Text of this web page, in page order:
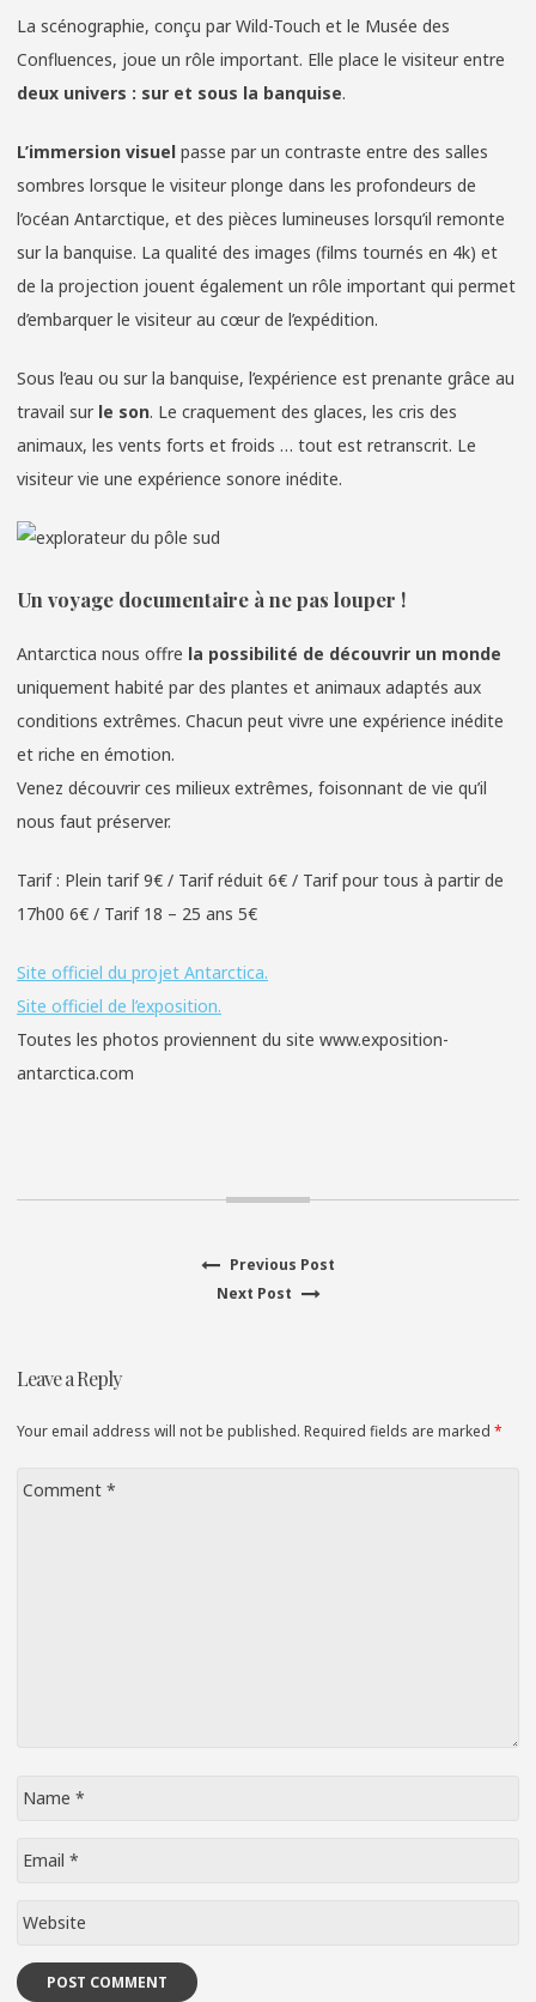
La scénographie, conçu par Wild-Touch et le Musée des
Confluences, joue un rôle important. Elle place le visiteur entre
deux univers : sur et sous la banquise.
L’immersion visuel passe par un contraste entre des salles
sombres lorsque le visiteur plonge dans les profondeurs de
l’océan Antarctique, et des pièces lumineuses lorsqu’il remonte
sur la banquise. La qualité des images (films tournés en 4k) et
de la projection jouent également un rôle important qui permet
d’embarquer le visiteur au cœur de l’expédition.
Sous l’eau ou sur la banquise, l’expérience est prenante grâce au
travail sur le son. Le craquement des glaces, les cris des
animaux, les vents forts et froids … tout est retranscrit. Le
visiteur vie une expérience sonore inédite.
Un voyage documentaire à ne pas louper !
Antarctica nous offre la possibilité de découvrir un monde
uniquement habité par des plantes et animaux adaptés aux
conditions extrêmes. Chacun peut vivre une expérience inédite
et riche en émotion.
Venez découvrir ces milieux extrêmes, foisonnant de vie qu’il
nous faut préserver.
Tarif : Plein tarif 9€ / Tarif réduit 6€ / Tarif pour tous à partir de
17h00 6€ / Tarif 18 – 25 ans 5€
Site officiel du projet Antarctica.
Site officiel de l’exposition.
Toutes les photos proviennent du site www.exposition-
antarctica.com
l’article
Previous Post
Next Post
Next
Leave a Reply
Your email address will not be published. Required fields are marked *
Comment
Name
Email
Website